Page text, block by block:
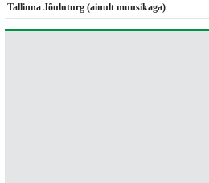
Tallinna Jõuluturg (ainult muusikaga)